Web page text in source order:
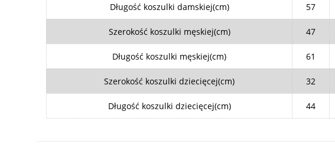
Długość koszulki damskiej(cm) 57
Szerokość koszulki męskiej(cm) 47
Długość koszulki męskiej(cm) 61
Szerokość koszulki dziecięcej(cm) 32
Długość koszulki dziecięcej(cm) 44